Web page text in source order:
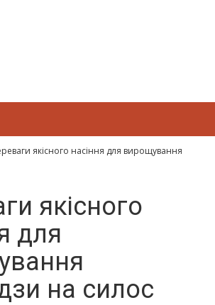
якісного насіння для вирощування
якісного
для
на силос